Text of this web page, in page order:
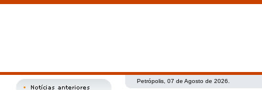
Petrópolis, 07 de Agosto de 2026.